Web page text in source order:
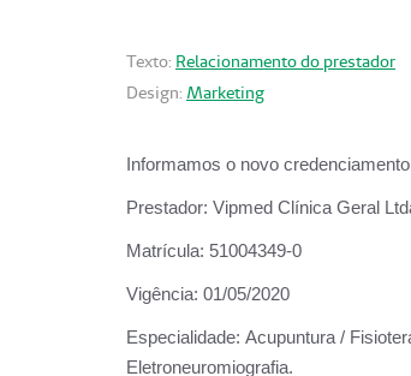
Texto: Relacionamento do prestador
Design: Marketing
Informamos o novo
Prestador: Vipmed Clínica Geral
Matrícula: 51004349-0
Vigência: 01/05/2020
Especialidade: Acupuntura /
Eletroneuromiografia.